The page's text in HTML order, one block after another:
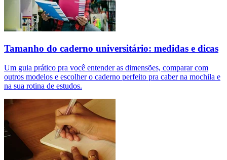
Tamanho do caderno universitário: medidas e dicas
Um guia prático pra você entender as dimensões, comparar com
outros modelos e escolher o caderno perfeito pra caber na mochila e
na sua rotina de estudos.